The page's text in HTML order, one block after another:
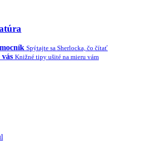
Spýtajte sa Sherlocka, čo čítať
Knižné tipy ušité na mieru vám